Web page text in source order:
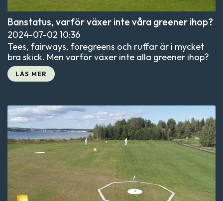
Banstatus, varför växer inte våra greener ihop?
2024-07-02 10:36
Tees, fairways, foregreens och ruffar är i mycket
bra skick. Men varför växer inte alla greener ihop?
LÄS MER